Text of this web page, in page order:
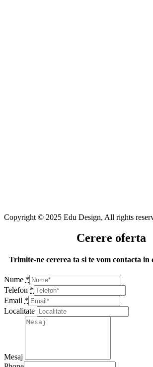
Copyright © 2025 Edu Design, All rights
Cerere oferta
Trimite-ne cererea ta si te vom contacta in
Nume *
Telefon *
Email *
Localitate
Mesaj